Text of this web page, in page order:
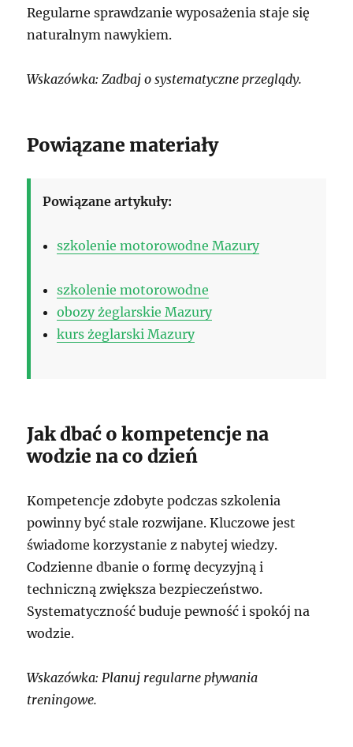
Regularne sprawdzanie wyposażenia staje się
naturalnym nawykiem.
Wskazówka: Zadbaj o systematyczne przeglądy.
Powiązane materiały
Powiązane artykuły:
szkolenie motorowodne Mazury
szkolenie motorowodne
obozy żeglarskie Mazury
kurs żeglarski Mazury
Jak dbać o kompetencje na
wodzie na co dzień
Kompetencje zdobyte podczas szkolenia
powinny być stale rozwijane. Kluczowe jest
świadome korzystanie z nabytej wiedzy.
Codzienne dbanie o formę decyzyjną i
techniczną zwiększa bezpieczeństwo.
Systematyczność buduje pewność i spokój na
wodzie.
Wskazówka: Planuj regularne pływania
treningowe.